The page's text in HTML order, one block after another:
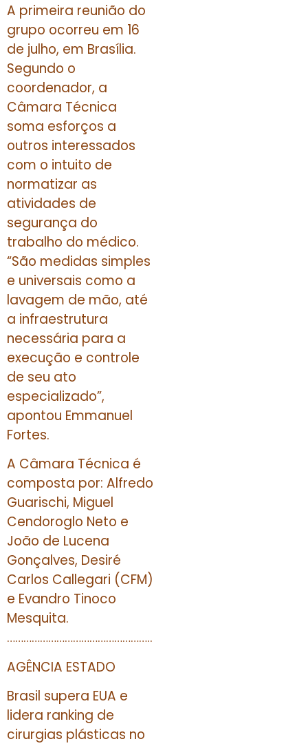
A primeira reunião do
grupo ocorreu em 16
de julho, em Brasília.
Segundo o
coordenador, a
Câmara Técnica
soma esforços a
outros interessados
com o intuito de
normatizar as
atividades de
segurança do
trabalho do médico.
“São medidas simples
e universais como a
lavagem de mão, até
a infraestrutura
necessária para a
execução e controle
de seu ato
especializado”,
apontou Emmanuel
Fortes.
A Câmara Técnica é
composta por: Alfredo
Guarischi, Miguel
Cendoroglo Neto e
João de Lucena
Gonçalves, Desiré
Carlos Callegari (CFM)
e Evandro Tinoco
Mesquita.
……………………………………………..
AGÊNCIA ESTADO
Brasil supera EUA e
lidera ranking de
cirurgias plásticas no